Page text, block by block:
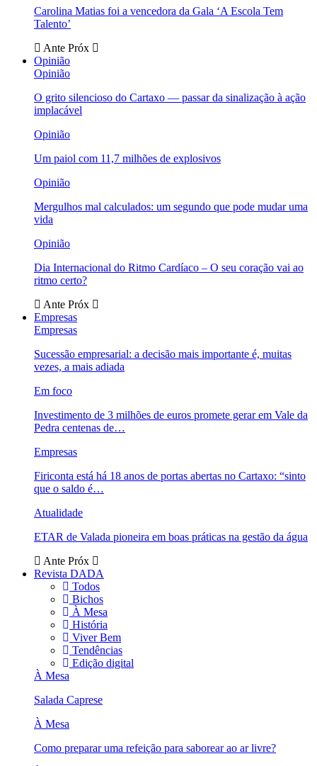
Carolina Matias foi a vencedora da Gala ‘A Escola Tem
Talento’
Ante Próx
Opinião
Opinião
O grito silencioso do Cartaxo — passar da sinalização à ação
implacável
Opinião
Um paiol com 11,7 milhões de explosivos
Opinião
Mergulhos mal calculados: um segundo que pode mudar uma
vida
Opinião
Dia Internacional do Ritmo Cardíaco – O seu coração vai ao
ritmo certo?
Ante Próx
Empresas
Empresas
Sucessão empresarial: a decisão mais importante é, muitas
vezes, a mais adiada
Em foco
Investimento de 3 milhões de euros promete gerar em Vale da
Pedra centenas de…
Empresas
Firiconta está há 18 anos de portas abertas no Cartaxo: “sinto
que o saldo é…
Atualidade
ETAR de Valada pioneira em boas práticas na gestão da água
Ante Próx
Revista DADA
Todos
Bichos
À Mesa
História
Viver Bem
Tendências
Edição digital
À Mesa
Salada Caprese
À Mesa
Como preparar uma refeição para saborear ao ar livre?